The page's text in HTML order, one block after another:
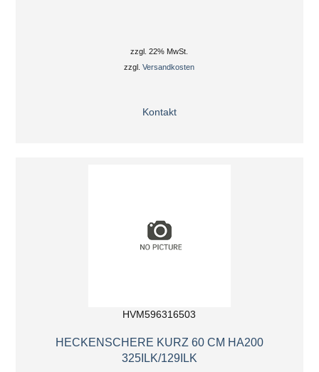
zzgl. 22% MwSt.
zzgl.Versandkosten
Kontakt
HVM596316503
HECKENSCHERE KURZ 60 CM HA200
325ILK/129ILK